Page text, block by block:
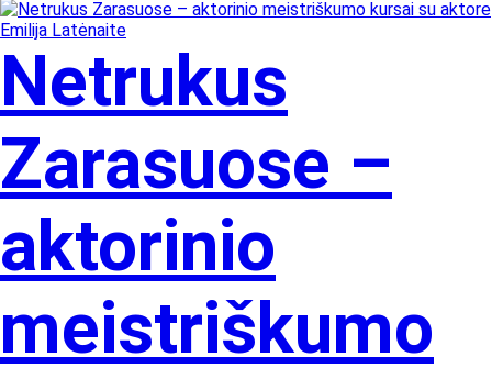
Netrukus
Zarasuose –
aktorinio
meistriškumo